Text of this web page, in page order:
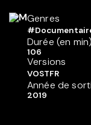
Genres
Durée (en min)
106
Versions
VOSTFR
Année de
2019